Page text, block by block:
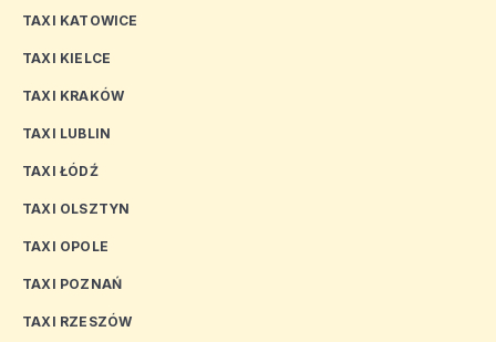
TAXI KATOWICE
TAXI KIELCE
TAXI KRAKÓW
TAXI LUBLIN
TAXI ŁÓDŹ
TAXI OLSZTYN
TAXI OPOLE
TAXI POZNAŃ
TAXI RZESZÓW